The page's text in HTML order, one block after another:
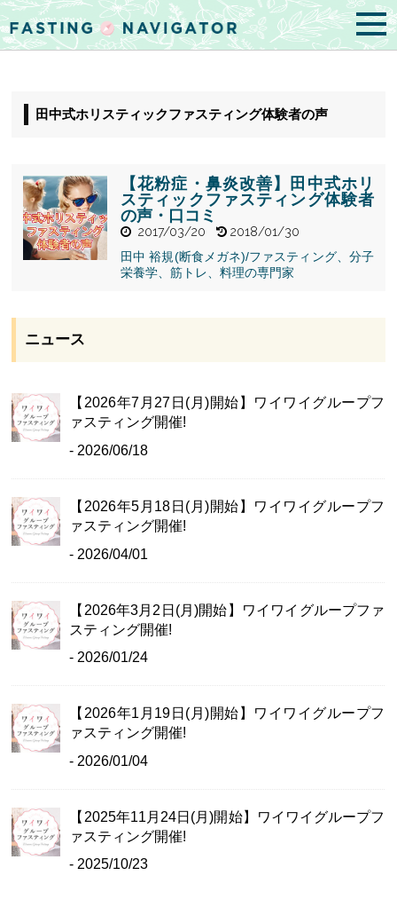
田中式ホリスティックファスティング体験者の声
ファスティン
【花粉症・鼻炎改善】田中式ホリ
スティックファスティング体験者
の声・口コミ
2017/03/20
2018/01/30
田中 裕規(断食メガネ)/ファスティング、分子
栄養学、筋トレ、料理の専門家
ニュース
【2026年7月27日(月)開始】ワイワイグループフ
ァスティング開催!
- 2026/06/18
【2026年5月18日(月)開始】ワイワイグループフ
ァスティング開催!
- 2026/04/01
【2026年3月2日(月)開始】ワイワイグループファ
スティング開催!
- 2026/01/24
【2026年1月19日(月)開始】ワイワイグループフ
ァスティング開催!
- 2026/01/04
【2025年11月24日(月)開始】ワイワイグループフ
ァスティング開催!
- 2025/10/23